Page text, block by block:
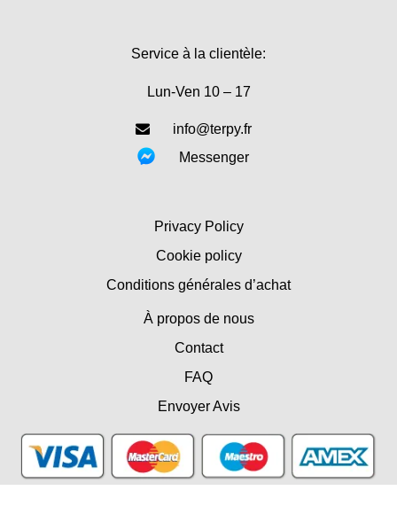
Service à la clientèle:
Lun-Ven 10 – 17
info@terpy.fr
Messenger
Privacy Policy
Cookie policy
Conditions générales d’achat
À propos de nous
Contact
FAQ
Envoyer Avis